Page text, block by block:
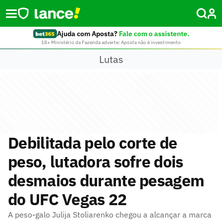
Ajuda com Aposta? Fale com o assistente.
18+ Ministério da Fazenda adverte: Aposta não é investimento
Lutas
Debilitada pelo corte de
peso, lutadora sofre dois
desmaios durante pesagem
do UFC Vegas 22
A peso-galo Julija Stoliarenko chegou a alcançar a marca